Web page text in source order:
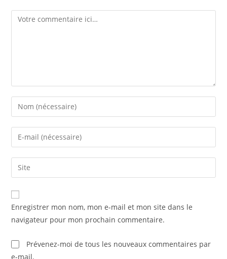
Comment
Enter
your
name
comment
Enter
your
email
address
comment
Saisir
l’URL
de
votre
(facultatif)
Enregistrer mon nom, mon e-mail et mon site dans le
navigateur pour mon prochain commentaire.
Prévenez-moi de tous les nouveaux commentaires par
e-mail.